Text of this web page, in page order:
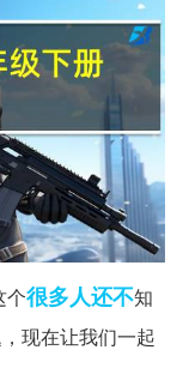
个很多人还不知
现在让我们一起